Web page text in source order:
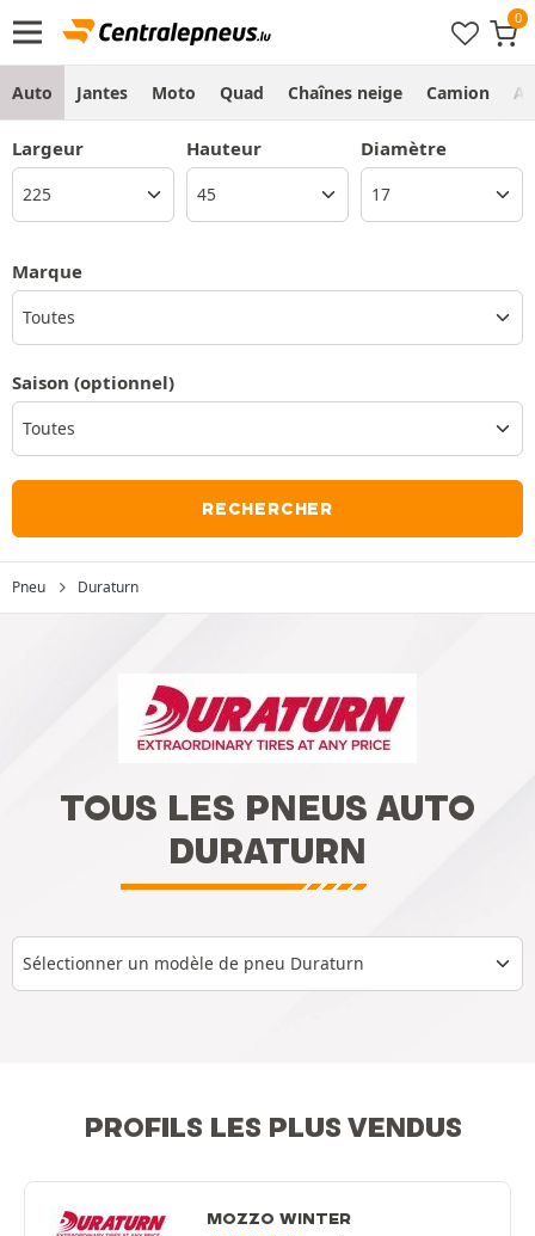
Auto Jantes Moto Quad Chaînes neige Camion
Largeur Hauteur Diamètre
Marque
Toutes
Saison (optionnel)
RECHERCHER
Pneu Duraturn
TOUS LES PNEUS AUTO
DURATURN
Sélectionner un modèle de pneu Duraturn
PROFILS LES PLUS VENDUS
MOZZO WINTER